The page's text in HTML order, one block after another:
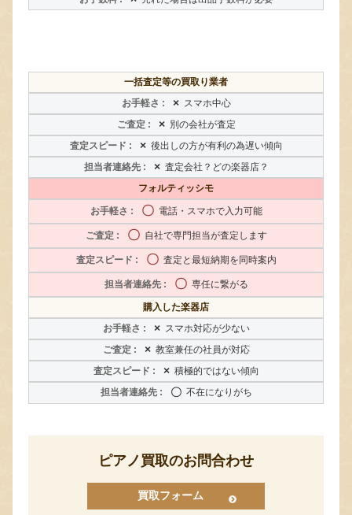
一括査定等の買取り業者
× スマホ中心
× 別の会社が査定
× 後出しの方が有利の為遅い傾向
× 査定会社？どの楽器店？
フォルティッシモ
〇 電話・スマホで入力可能
〇 自社で専門担当が査定します
〇 査定と最短納期を同時案内
〇 専任に繋がる
購入した楽器店
× スマホ対応が少ない
× 教室兼任の社員が対応
× 積極的ではない傾向
〇 不在になりがち
ピアノ買取のお問合わせ
買取フォーム